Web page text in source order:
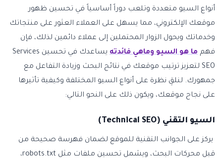
أنواع السيو متعددة وتلعب دوراً أساسياً في تحسين ظهور
موقعك الإلكتروني، مما يسهل على العملاء العثور على منتجاتك
وخدماتك ويحول الزوار المحتملين إلى عملاء دائمين لذلك، فإن
فهم ما هو السيو وماهي فائدته
يساعدك في تحسين Services
SEO لتعزيز ترتيب موقعك في نتائج البحث وزيادة التفاعل مع
جمهورك. لنلقِ نظرة على أنواع السيو المختلفة وكيفية تأثيرها
على نجاح موقعك، ويكون ذلك على النحو التالي:
السيو التقني (Technical SEO)
يركز على الجوانب التقنية للموقع لضمان فهرسة صحيحة من
قبل محركات البحث، ويشمل تحسين ملفات مثل robots.txt،